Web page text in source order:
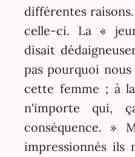
différentes
celle-ci. La «
disait
pas pourquoi
cette femme ; à
n'importe qui,
conséquence. »
impressionnés ils